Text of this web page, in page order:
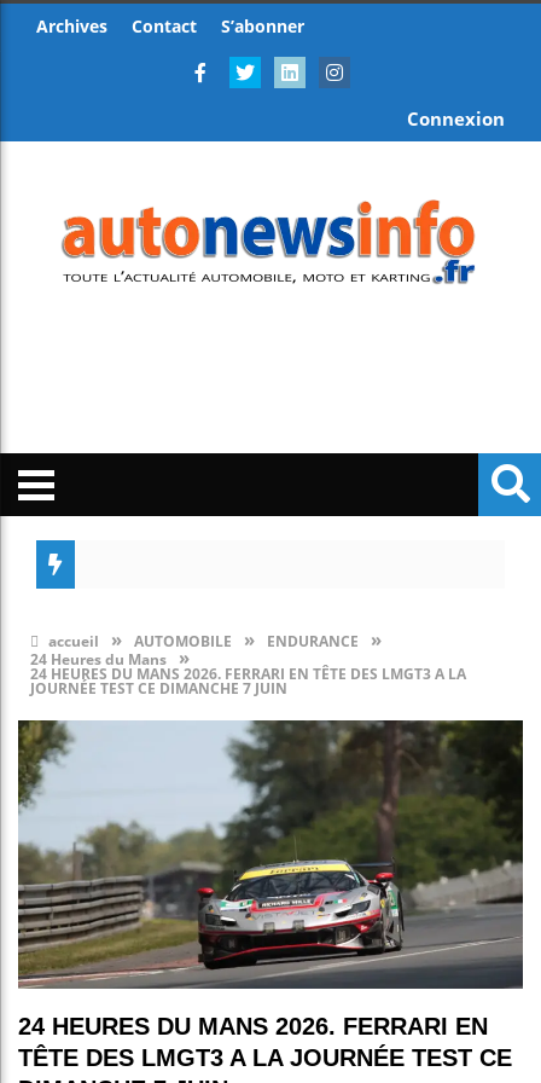
Archives Contact S’abonner
Connexion
accueil » AUTOMOBILE » ENDURANCE »
24 Heures du Mans »
24 HEURES DU MANS 2026. FERRARI EN TÊTE DES LMGT3 A LA
JOURNÉE TEST CE DIMANCHE 7 JUIN
24 HEURES DU MANS 2026. FERRARI EN
TÊTE DES LMGT3 A LA JOURNÉE TEST CE